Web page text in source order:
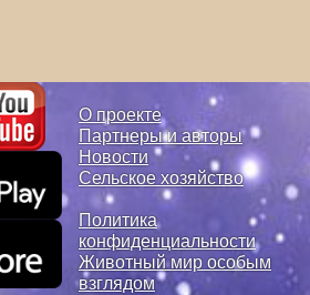
О проекте
Партнеры и авторы
Новости
Сельское хозяйство
Политика
конфиденциальности
Животный мир особым
взглядом